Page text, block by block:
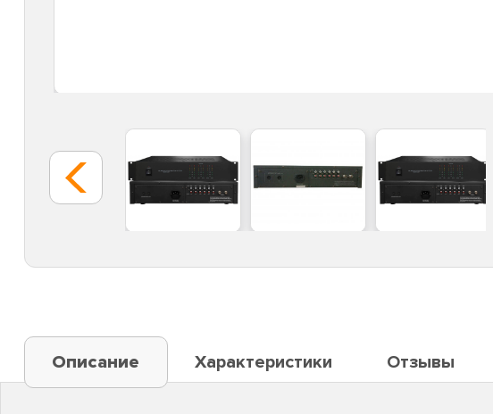
Описание Характеристики Отзывы